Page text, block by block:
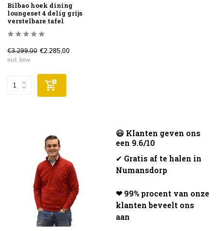
Bilbao hoek dining
loungeset 4 delig grijs
verstelbare tafel
€3.299,00 €2.285,00
Incl. btw
😃 Klanten geven ons
een 9.6/10
✔ Gratis af te halen in
Numansdorp
❤ 99% procent van onze
klanten beveelt ons
aan